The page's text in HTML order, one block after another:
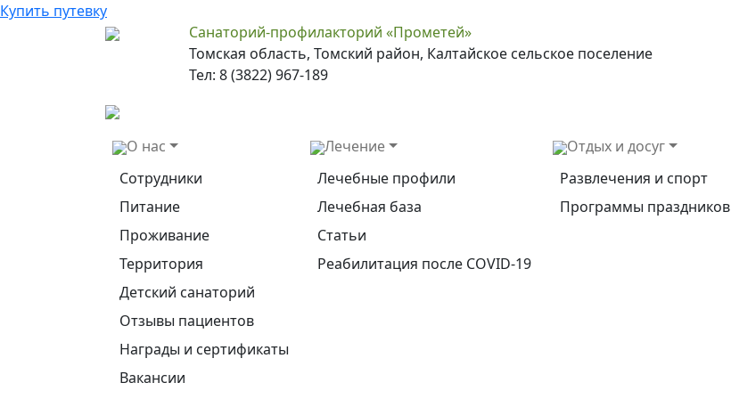
Купить путевку
Санаторий-профилакторий «Прометей»
Томская область, Томский район, Калтайское сельское поселение
Тел: 8 (3822) 967-189
О нас
Сотрудники
Питание
Проживание
Территория
Детский санаторий
Отзывы пациентов
Награды и сертификаты
Вакансии
Лечение
Лечебные профили
Лечебная база
Статьи
Реабилитация после COVID-19
Отдых и досуг
Развлечения и спорт
Программы праздников